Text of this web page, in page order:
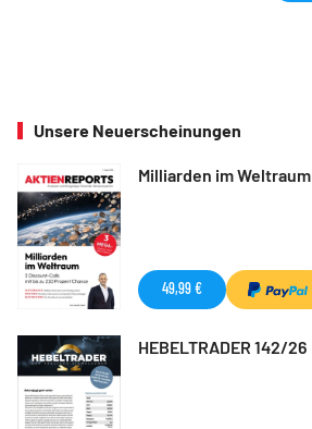
Unsere Neuerscheinungen
Milliarden im Weltraum
49,99 €
HEBELTRADER 142/26